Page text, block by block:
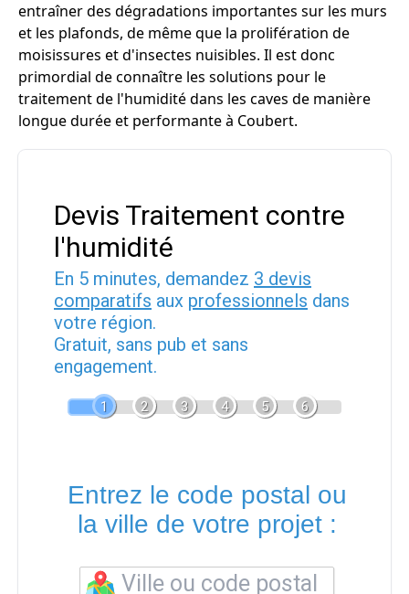
entraîner des dégradations importantes sur les murs
et les plafonds, de même que la prolifération de
moisissures et d'insectes nuisibles. Il est donc
primordial de connaître les solutions pour le
traitement de l'humidité dans les caves de manière
longue durée et performante à Coubert.
Devis Traitement contre
l'humidité
En 5 minutes, demandez 3 devis
comparatifs aux professionnels dans
votre région.
Gratuit, sans pub et sans
engagement.
1 2 3 4 5 6
Entrez le code postal ou
la ville de votre projet :